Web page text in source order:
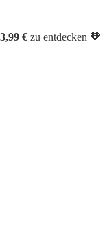
€ zu entdecken 🧡